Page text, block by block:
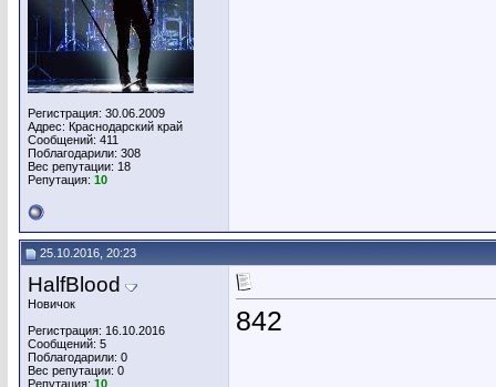
Регистрация: 30.06.2009
Адрес: Краснодарский край
Сообщений: 411
Поблагодарили: 308
Вес репутации: 18
Репутация: 10
25.10.2016, 20:23
HalfBlood
Новичок
Регистрация: 16.10.2016
Сообщений: 5
Поблагодарили: 0
Вес репутации: 0
Репутация: 10
842